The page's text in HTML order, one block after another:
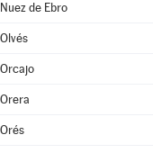
Nuez de Ebro
Olvés
Orcajo
Orera
Orés